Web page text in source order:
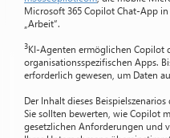
Microsoft 365 Copilot Chat-App
„Arbeit“.
3KI-Agenten ermöglichen Copilot
organisationsspezifischen Apps.
erforderlich gewesen, um Daten
Der Inhalt dieses
Sie sollten bewerten, wie Copilot
gesetzlichen Anforderungen und